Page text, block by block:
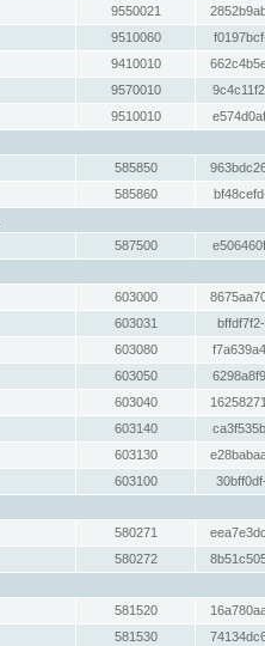
9550021
9510060
9410010
9570010
9510010
585850
585860
587500
603000
603031
603080
603050
603040
603140
603130
603100
580271
580272
581520
581530